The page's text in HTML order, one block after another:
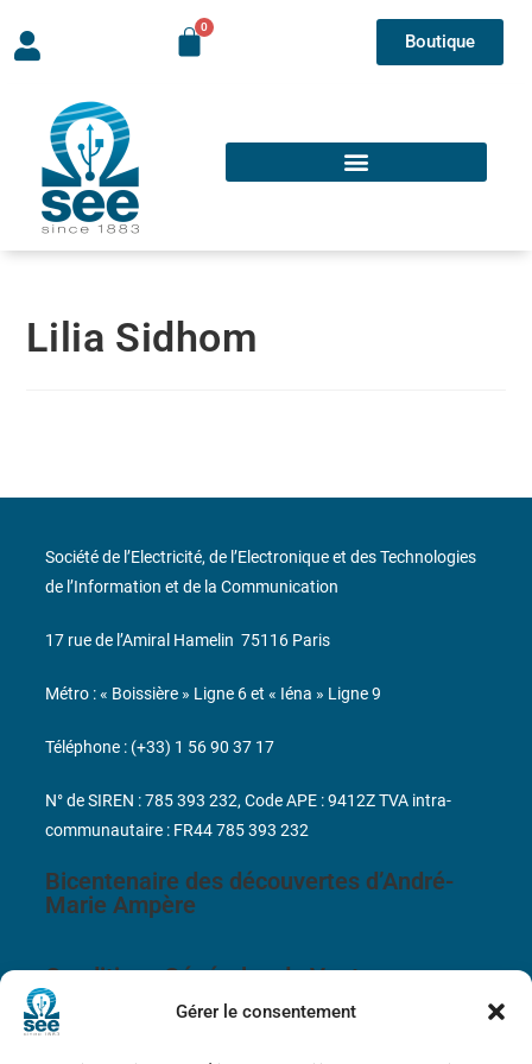
Gérer le consentement
Boutique
Lilia Sidhom
Bicentenaire des découvertes d’André-
Marie Ampère
Conditions Générales de Vente
Société de l’Electricité, de l’Electronique et des Technologies
de l’Information et de la Communication
17 rue de l’Amiral Hamelin 75116 Paris
Métro : « Boissière » Ligne 6 et « Iéna » Ligne 9
Téléphone : (+33) 1 56 90 37 17
N° de SIREN : 785 393 232, Code APE : 9412Z TVA intra-
communautaire : FR44 785 393 232